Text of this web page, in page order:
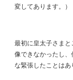
変してあります。）
最初に皇太子さま
像できなかったし
な緊張したことはあ